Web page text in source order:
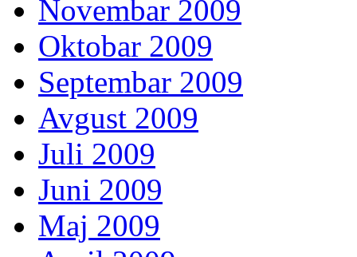
Novembar 2009
Oktobar 2009
Septembar 2009
Avgust 2009
Juli 2009
Juni 2009
Maj 2009